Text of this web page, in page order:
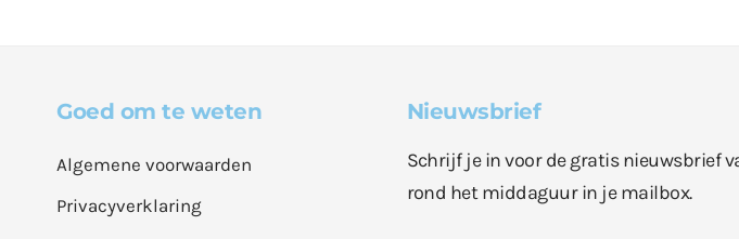
Goed om te weten
Algemene voorwaarden
Privacyverklaring
Nieuwsbrief
Schrijf je in voor de gratis nieuwsbrief
rond het middaguur in je mailbox.